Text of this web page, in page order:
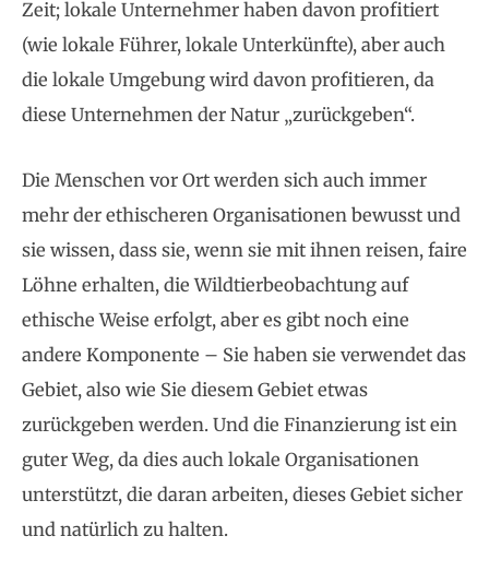
Zeit; lokale Unternehmer haben davon profitiert
(wie lokale Führer, lokale Unterkünfte), aber auch
die lokale Umgebung wird davon profitieren, da
diese Unternehmen der Natur „zurückgeben“.
Die Menschen vor Ort werden sich auch immer
mehr der ethischeren Organisationen bewusst und
sie wissen, dass sie, wenn sie mit ihnen reisen, faire
Löhne erhalten, die Wildtierbeobachtung auf
ethische Weise erfolgt, aber es gibt noch eine
andere Komponente – Sie haben sie verwendet das
Gebiet, also wie Sie diesem Gebiet etwas
zurückgeben werden. Und die Finanzierung ist ein
guter Weg, da dies auch lokale Organisationen
unterstützt, die daran arbeiten, dieses Gebiet sicher
und natürlich zu halten.